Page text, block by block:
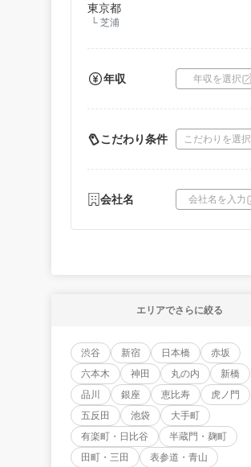
東京都
└ 芝浦
年収 年収を選択
こだわり条件 こだわりを選択
会社名 会社名を入力
エリアでさらに絞る
渋谷 新宿 日本橋
赤坂
六本木
神田 丸の内
新橋
品川
銀座 恵比寿
虎ノ門
五反田
池袋
大手町
有楽町・日比谷
半蔵門・麹町
田町・三田
表参道・青山